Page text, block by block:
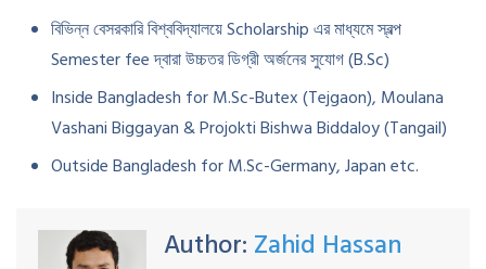
বিভিন্ন বেসরকারি বিশ্ববিদ্যালয়ে Scholarship এর মাধ্যমে স্বল্প
Semester fee দ্বারা উচ্চতর ডিগ্রী অর্জনের সুযোগ (B.Sc)
Inside Bangladesh for M.Sc-Butex (Tejgaon), Moulana
Vashani Biggayan & Projokti Bishwa Biddaloy (Tangail)
Outside Bangladesh for M.Sc-Germany, Japan etc.
Author: Zahid Hassan